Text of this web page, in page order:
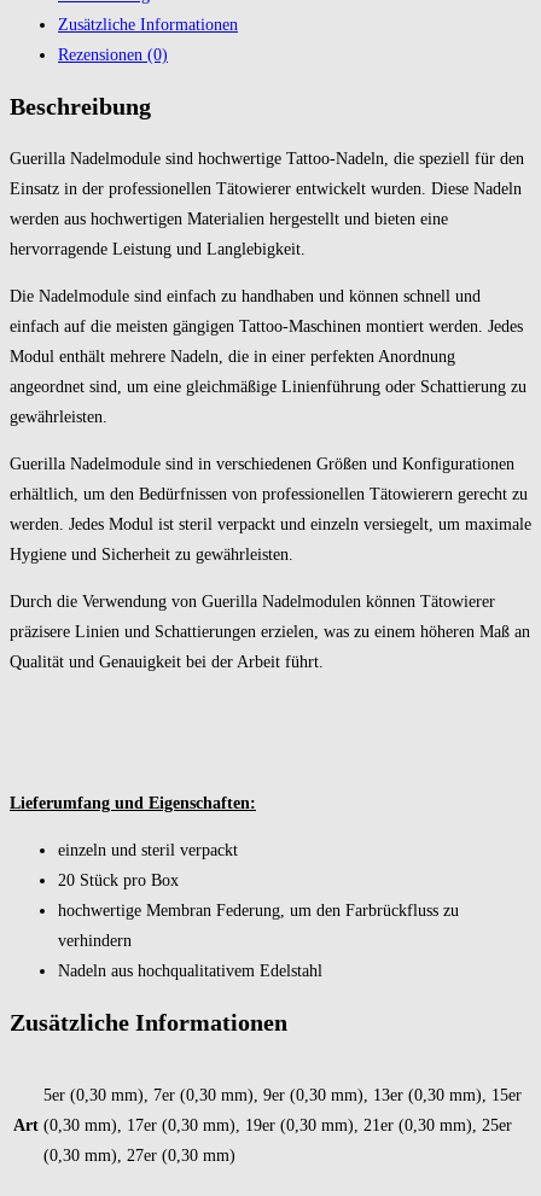
Zusätzliche Informationen
Rezensionen (0)
Beschreibung
Guerilla Nadelmodule sind hochwertige Tattoo-Nadeln, die speziell für den
Einsatz in der professionellen Tätowierer entwickelt wurden. Diese Nadeln
werden aus hochwertigen Materialien hergestellt und bieten eine
hervorragende Leistung und Langlebigkeit.
Die Nadelmodule sind einfach zu handhaben und können schnell und
einfach auf die meisten gängigen Tattoo-Maschinen montiert werden. Jedes
Modul enthält mehrere Nadeln, die in einer perfekten Anordnung
angeordnet sind, um eine gleichmäßige Linienführung oder Schattierung zu
gewährleisten.
Guerilla Nadelmodule sind in verschiedenen Größen und Konfigurationen
erhältlich, um den Bedürfnissen von professionellen Tätowierern gerecht zu
werden. Jedes Modul ist steril verpackt und einzeln versiegelt, um maximale
Hygiene und Sicherheit zu gewährleisten.
Durch die Verwendung von Guerilla Nadelmodulen können Tätowierer
präzisere Linien und Schattierungen erzielen, was zu einem höheren Maß an
Qualität und Genauigkeit bei der Arbeit führt.
Lieferumfang und Eigenschaften:
einzeln und steril verpackt
20 Stück pro Box
hochwertige Membran Federung, um den Farbrückfluss zu
verhindern
Nadeln aus hochqualitativem Edelstahl
Zusätzliche Informationen
Art
5er (0,30 mm), 7er (0,30 mm), 9er (0,30 mm), 13er (0,30 mm), 15er
(0,30 mm), 17er (0,30 mm), 19er (0,30 mm), 21er (0,30 mm), 25er
(0,30 mm), 27er (0,30 mm)